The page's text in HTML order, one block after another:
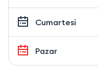
Cumartesi
Pazar